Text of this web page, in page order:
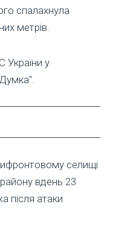
спалахнула
метрів.
у
селищі
вдень 23
після атаки